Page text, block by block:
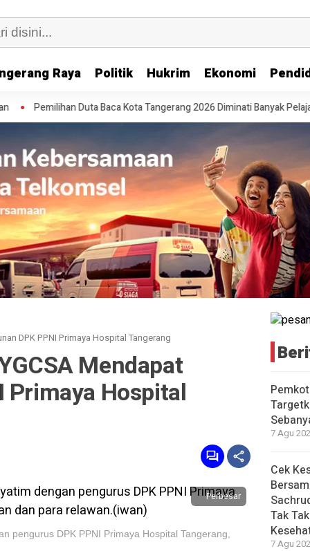
Raya Politik Hukrim Ekonomi
Baca Kota Tangerang 2026 Diminati Banyak Pelajar Pesta Diskon
DPK PPNI Primaya Hospital Tangerang
Mendapat
Primaya Hospital
Perbesar
pengurus DPK PPNI Primaya Hospital Tangerang,
7 Agu
Cek
Tak
7 Agu